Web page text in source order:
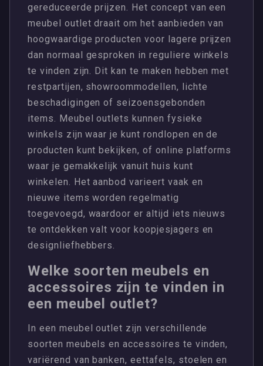
gereduceerde prijzen. Het concept van een
meubel outlet draait om het aanbieden van
hoogwaardige producten voor lagere prijzen
dan normaal gesproken in reguliere winkels
te vinden zijn. Dit kan te maken hebben met
restpartijen, showroommodellen, lichte
beschadigingen of seizoensgebonden
items. Meubel outlets kunnen fysieke
winkels zijn waar je kunt rondlopen en de
producten kunt bekijken, of online platforms
waar je gemakkelijk vanuit huis kunt
winkelen. Het aanbod varieert vaak en
nieuwe items worden regelmatig
toegevoegd, waardoor er altijd iets nieuws
te ontdekken valt voor koopjesjagers en
designliefhebbers.
Welke soorten meubels en
accessoires zijn te vinden in
een meubel outlet?
In een meubel outlet zijn verschillende
soorten meubels en accessoires te vinden,
variërend van banken, eettafels, stoelen en